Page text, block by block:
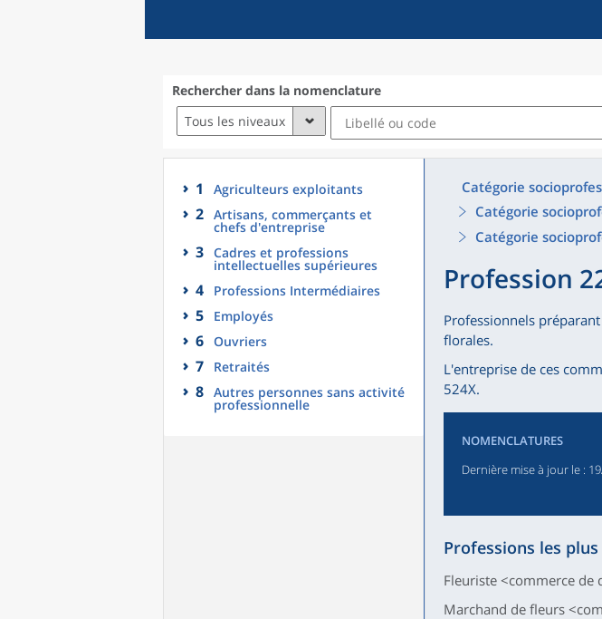
Rechercher dans la nomenclature
Tous les niveaux
1 Agriculteurs exploitants
2 Artisans, commerçants et
chefs d'entreprise
3 Cadres et professions
intellectuelles supérieures
4 Professions Intermédiaires
5 Employés
6 Ouvriers
7 Retraités
8 Autres personnes sans activité
professionnelle
Catégorie
Catégorie
Catégorie
Profession
Professionnels
florales.
L'entreprise de ces
524X.
NOMENCLATURES
Dernière mise à jour le :
Professions les
Fleuriste <commerce de
Marchand de fleurs